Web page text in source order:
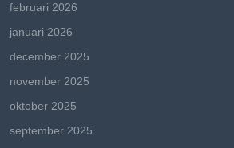
februari 2026
januari 2026
december 2025
november 2025
oktober 2025
september 2025